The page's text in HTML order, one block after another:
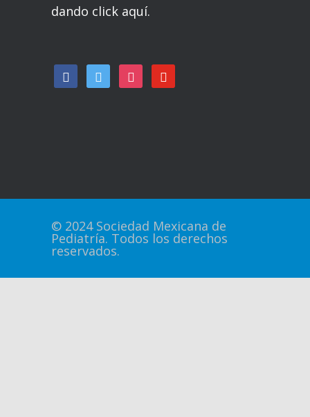
dando click aquí.
facebooktwitterinstagram
youtube
© 2024 Sociedad Mexicana de
Pediatría. Todos los derechos
reservados.